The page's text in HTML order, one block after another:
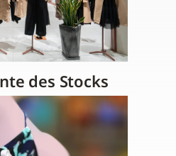
des Stocks